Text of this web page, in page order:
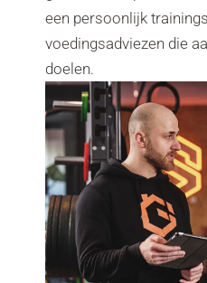
een persoonlijk
voedingsadviezen die
doelen.